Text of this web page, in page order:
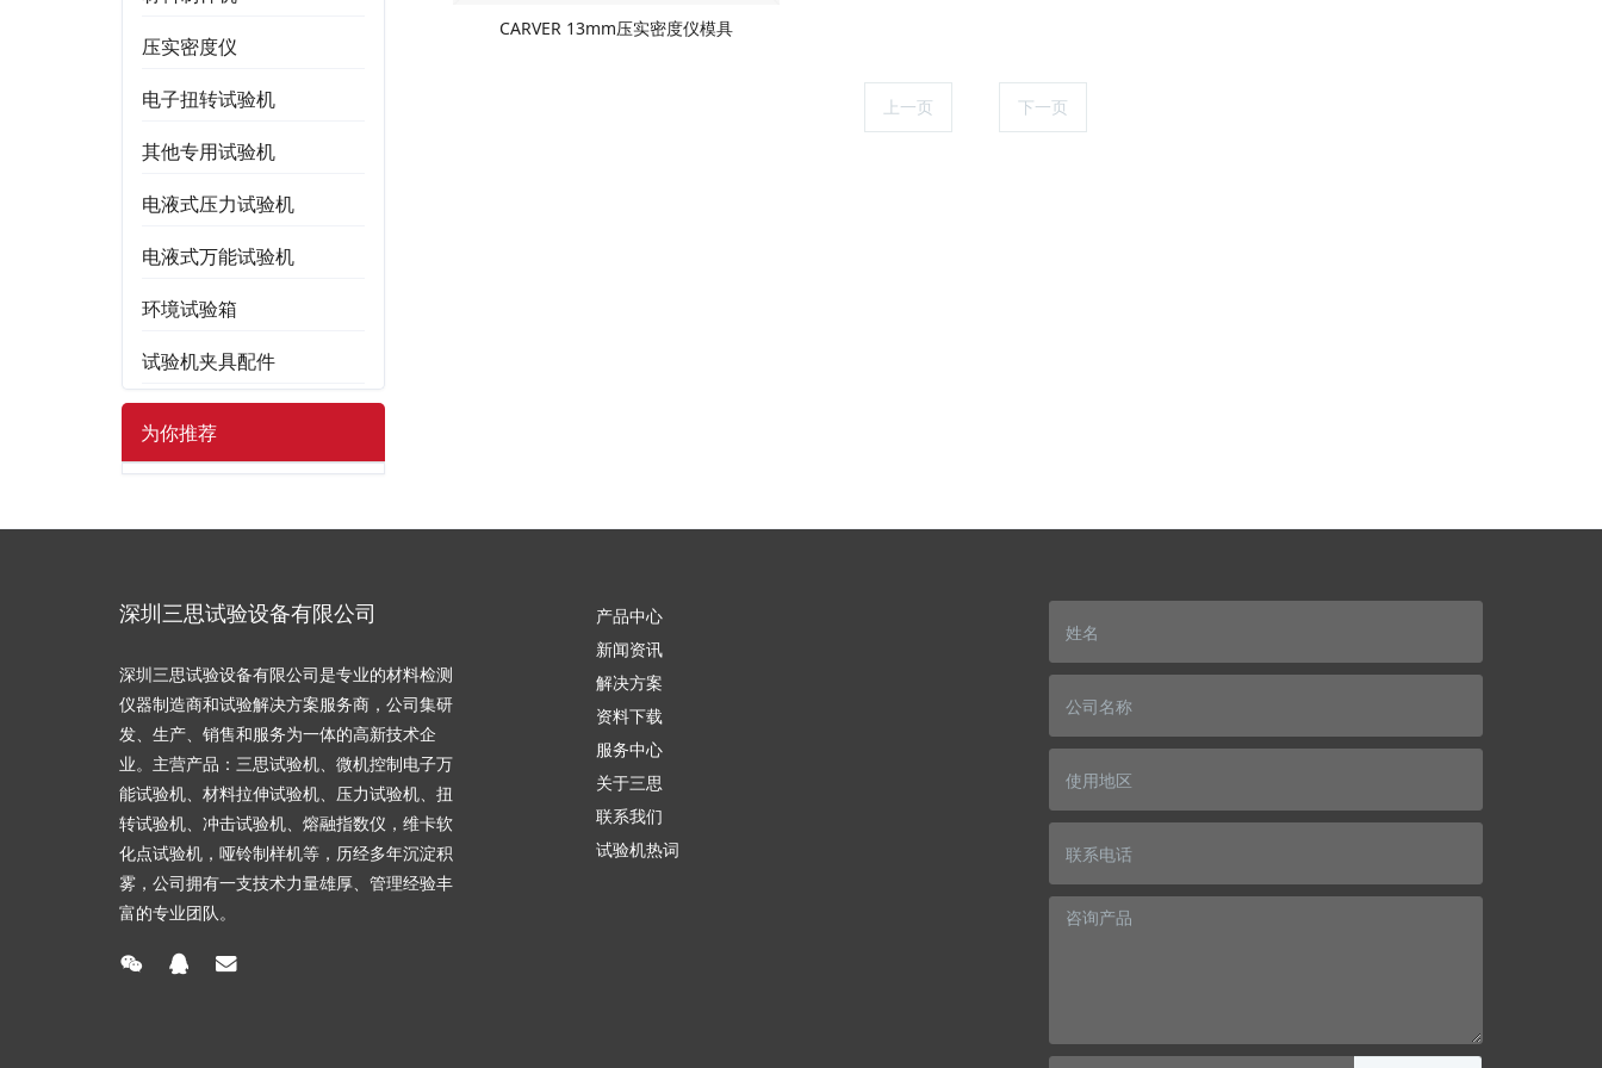
CARVER 13mm压实密度仪模具
上一页 下一页
压实密度仪
电子扭转试验机
其他专用试验机
电液式压力试验机
电液式万能试验机
环境试验箱
试验机夹具配件
为你推荐
深圳三思试验设备有限公司
深圳三思试验设备有限公司是专业的材料检测
仪器制造商和试验解决方案服务商，公司集研
发、生产、销售和服务为一体的高新技术企
业。主营产品：三思试验机、微机控制电子万
能试验机、材料拉伸试验机、压力试验机、扭
转试验机、冲击试验机、熔融指数仪，维卡软
化点试验机，哑铃制样机等，历经多年沉淀积
雾，公司拥有一支技术力量雄厚、管理经验丰
富的专业团队。
产品中心
新闻资讯
解决方案
资料下载
服务中心
关于三思
联系我们
试验机热词